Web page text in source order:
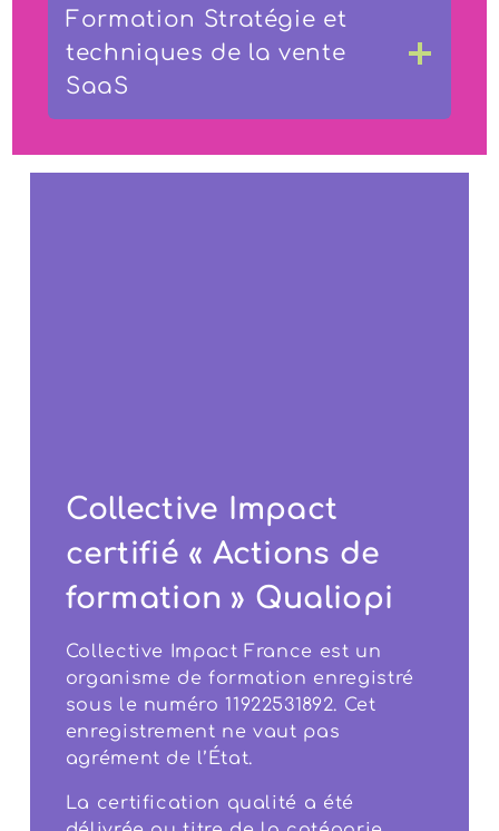
Formation Stratégie et
techniques de la vente
SaaS
Collective Impact
certifié « Actions de
formation » Qualiopi
Collective Impact France est un
organisme de formation enregistré
sous le numéro 11922531892. Cet
enregistrement ne vaut pas
agrément de l’État.
La certification qualité a été